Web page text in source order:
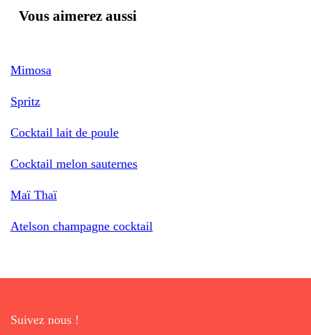
Vous aimerez aussi
Mimosa
Spritz
Cocktail lait de poule
Cocktail melon sauternes
Maï Thaï
Atelson champagne cocktail
Suivez nous !